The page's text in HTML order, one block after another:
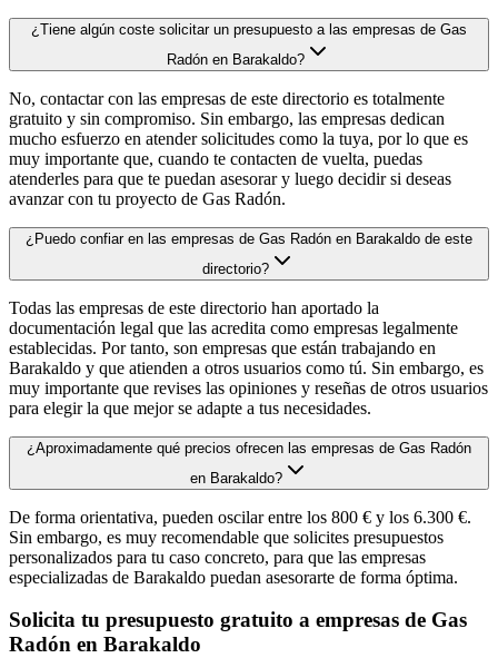
¿Tiene algún coste solicitar un presupuesto a las empresas de Gas
Radón en Barakaldo?
No, contactar con las empresas de este directorio es totalmente
gratuito y sin compromiso. Sin embargo, las empresas dedican
mucho esfuerzo en atender solicitudes como la tuya, por lo que es
muy importante que, cuando te contacten de vuelta, puedas
atenderles para que te puedan asesorar y luego decidir si deseas
avanzar con tu proyecto de Gas Radón.
¿Puedo confiar en las empresas de Gas Radón en Barakaldo de este
directorio?
Todas las empresas de este directorio han aportado la
documentación legal que las acredita como empresas legalmente
establecidas. Por tanto, son empresas que están trabajando en
Barakaldo y que atienden a otros usuarios como tú. Sin embargo, es
muy importante que revises las opiniones y reseñas de otros usuarios
para elegir la que mejor se adapte a tus necesidades.
¿Aproximadamente qué precios ofrecen las empresas de Gas Radón
en Barakaldo?
De forma orientativa, pueden oscilar entre los 800 € y los 6.300 €.
Sin embargo, es muy recomendable que solicites presupuestos
personalizados para tu caso concreto, para que las empresas
especializadas de Barakaldo puedan asesorarte de forma óptima.
Solicita tu presupuesto gratuito a empresas de Gas
Radón en Barakaldo